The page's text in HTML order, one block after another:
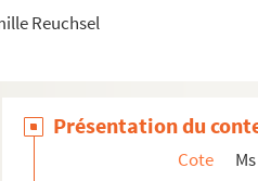
Reuchsel
Présentation du
Cote